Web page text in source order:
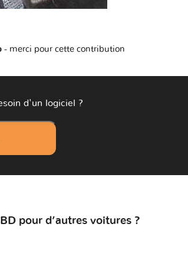
- merci pour cette contribution
d'un logiciel ?
pour d’autres voitures ?